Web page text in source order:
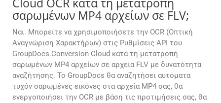
σαρωμένων MP4 αρχείων σε FLV;
Ναι. Μπορείτε να χρησιμοποιήσετε την OCR (Οπτική
Αναγνώριση Χαρακτήρων) στις Ρυθμίσεις API του
GroupDocs.Conversion Cloud κατά τη μετατροπή
σαρωμένων MP4 αρχείων σε αρχεία FLV με δυνατότητα
αναζήτησης. Το GroupDocs θα αναζητήσει αυτόματα
τυχόν σαρωμένες εικόνες στα αρχεία MP4 σας, θα
ενεργοποιήσει την OCR με βάση τις προτιμήσεις σας, θα